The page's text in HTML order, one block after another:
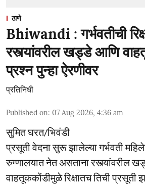
ठाणे
Bhiwandi : गर्भवतीची
रस्त्यांवरील खड्डे आणि
प्रश्न पुन्हा ऐरणीवर
प्रतिनिधी
Published on: 07 Aug 2026, 4:36 am
सुमित घरत/भिवंडी
प्रसूती वेदना सुरू झालेल्या गर्भवती
रुग्णालयात नेत असताना रस्त्यांवरील
वाहतूककोंडीमुळे रिक्षातच तिची प्रसूती